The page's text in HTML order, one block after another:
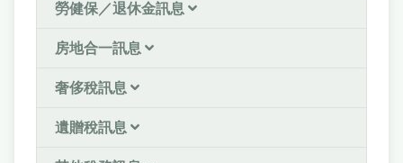
勞健保／退休金訊息
房地合一訊息
奢侈稅訊息
遺贈稅訊息